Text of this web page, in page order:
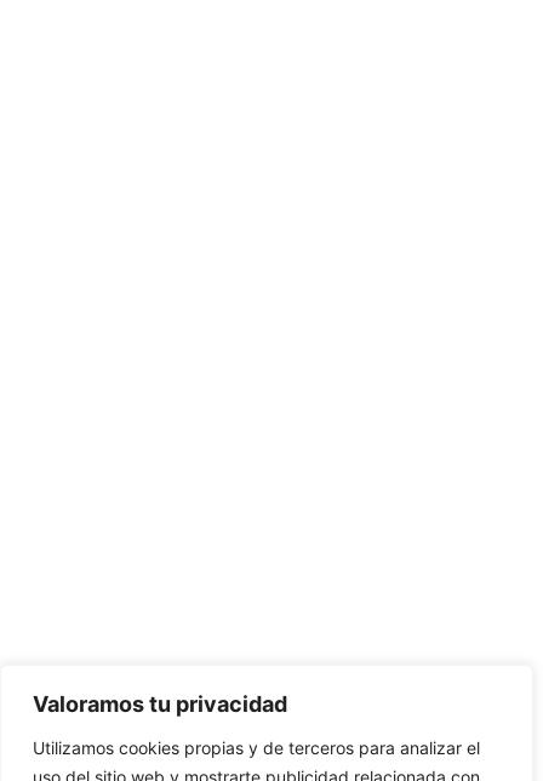
Valoramos tu privacidad
Utilizamos cookies propias y de terceros para analizar el
uso del sitio web y mostrarte publicidad relacionada con